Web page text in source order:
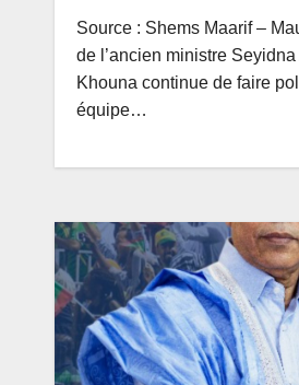
Source : Shems Maarif –
de l’ancien ministre
Khouna continue de faire
équipe…